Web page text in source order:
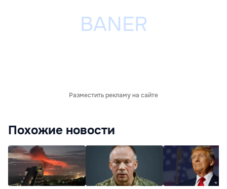
Разместить рекламу на сайте
Похожие новости